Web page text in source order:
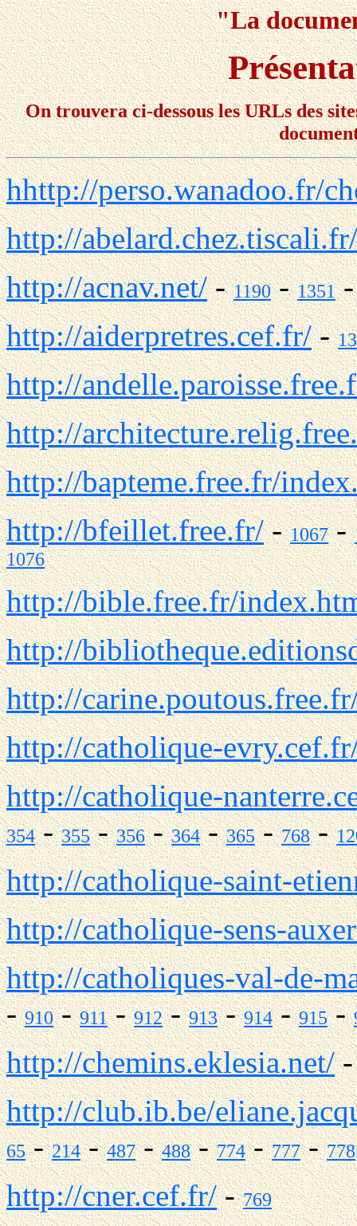
"La
On trouvera ci-dessous les URLs des
hhttp://perso.wanadoo.fr/
http://abelard.chez.tiscali.fr/
http://acnav.net/-1190-1351
http://aiderpretres.cef.fr/-
http://
http://
http://bapteme.free.fr/
http://bfeillet.free.fr/-1067-
1076
http://bible.free.fr/
http://
http://
http://catholique-
http://catholique-
354-355-356-364-365-768-
http://catholique-saint-
http://catholique-sens-
http://catholiques-val-de-
-910-911-912-913-914-915-
http://chemins.eklesia.net/
http://club.ib.be/
65-214-487-488-774-777-778
http://cner.cef.fr/-769